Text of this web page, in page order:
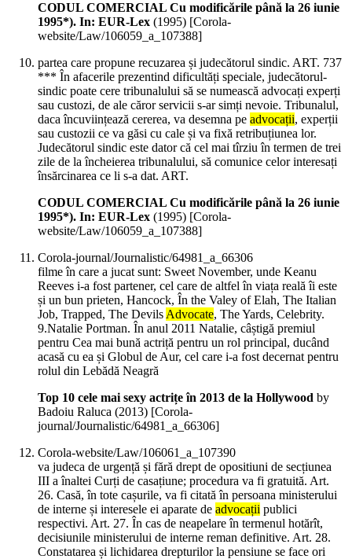
CODUL COMERCIAL Cu modificările până la 26 iunie
1995*). In: EUR-Lex (1995) [Corola-
website/Law/106059_a_107388]
partea care propune recuzarea și judecătorul sindic. ART. 737
*** În afacerile prezentind dificultăți speciale, judecătorul-
sindic poate cere tribunalului să se numească advocați experți
sau custozi, de ale căror servicii s-ar simți nevoie. Tribunalul,
daca încuviințează cererea, va desemna pe advocații, experții
sau custozii ce va găsi cu cale și va fixă retribuțiunea lor.
Judecătorul sindic este dator că cel mai tîrziu în termen de trei
zile de la încheierea tribunalului, să comunice celor interesați
însărcinarea ce li s-a dat. ART.
CODUL COMERCIAL Cu modificările până la 26 iunie
1995*). In: EUR-Lex (1995) [Corola-
website/Law/106059_a_107388]
Corola-journal/Journalistic/64981_a_66306
filme în care a jucat sunt: Sweet November, unde Keanu
Reeves i-a fost partener, cel care de altfel în viața reală îi este
și un bun prieten, Hancock, În the Valey of Elah, The Italian
Job, Trapped, The DevilsAdvocate, The Yards, Celebrity.
9.Natalie Portman. În anul 2011 Natalie, câștigă premiul
pentru Cea mai bună actriță pentru un rol principal, ducând
acasă cu ea și Globul de Aur, cel care i-a fost decernat pentru
rolul din Lebădă Neagră
Top 10 cele mai sexy actrițe în 2013 de la Hollywood by
Badoiu Raluca (2013) [Corola-
journal/Journalistic/64981_a_66306]
Corola-website/Law/106061_a_107390
va judeca de urgență și fără drept de opositiuni de secțiunea
III a înaltei Curți de casațiune; procedura va fi gratuită. Art.
26. Casă, în tote cașurile, va fi citată în persoana ministerului
de interne și interesele ei aparate de advocații publici
respectivi. Art. 27. În cas de neapelare în termenul hotărît,
decisiunile ministerului de interne reman definitive. Art. 28.
Constatarea și lichidarea drepturilor la pensiune se face ori